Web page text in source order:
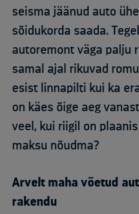
seisma jäänud auto
sõidukorda saada.
autoremont väga palju
samal ajal rikuvad
esist linnapilti kui ka
on käes õige aeg
veel, kui riigil on
maksu nõudma?
Arvelt maha võetud
rakendu